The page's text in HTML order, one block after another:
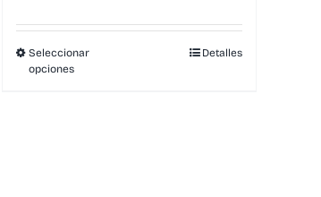
Seleccionar
opciones
Detalles